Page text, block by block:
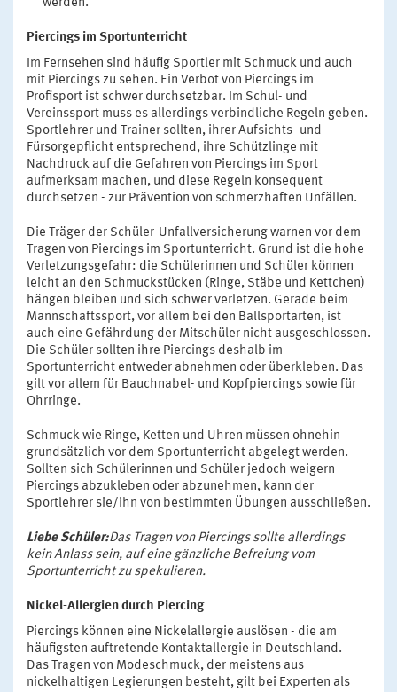
werden.
Piercings im Sportunterricht
Im Fernsehen sind häufig Sportler mit Schmuck und auch
mit Piercings zu sehen. Ein Verbot von Piercings im
Profisport ist schwer durchsetzbar. Im Schul- und
Vereinssport muss es allerdings verbindliche Regeln geben.
Sportlehrer und Trainer sollten, ihrer Aufsichts- und
Fürsorgepflicht entsprechend, ihre Schützlinge mit
Nachdruck auf die Gefahren von Piercings im Sport
aufmerksam machen, und diese Regeln konsequent
durchsetzen - zur Prävention von schmerzhaften Unfällen.
Die Träger der Schüler-Unfallversicherung warnen vor dem
Tragen von Piercings im Sportunterricht. Grund ist die hohe
Verletzungsgefahr: die Schülerinnen und Schüler können
leicht an den Schmuckstücken (Ringe, Stäbe und Kettchen)
hängen bleiben und sich schwer verletzen. Gerade beim
Mannschaftssport, vor allem bei den Ballsportarten, ist
auch eine Gefährdung der Mitschüler nicht ausgeschlossen.
Die Schüler sollten ihre Piercings deshalb im
Sportunterricht entweder abnehmen oder überkleben. Das
gilt vor allem für Bauchnabel- und Kopfpiercings sowie für
Ohrringe.
Schmuck wie Ringe, Ketten und Uhren müssen ohnehin
grundsätzlich vor dem Sportunterricht abgelegt werden.
Sollten sich Schülerinnen und Schüler jedoch weigern
Piercings abzukleben oder abzunehmen, kann der
Sportlehrer sie/ihn von bestimmten Übungen ausschließen.
Liebe Schüler:Das Tragen von Piercings sollte allerdings
kein Anlass sein, auf eine gänzliche Befreiung vom
Sportunterricht zu spekulieren.
Nickel-Allergien durch Piercing
Piercings können eine Nickelallergie auslösen - die am
häufigsten auftretende Kontaktallergie in Deutschland.
Das Tragen von Modeschmuck, der meistens aus
nickelhaltigen Legierungen besteht, gilt bei Experten als